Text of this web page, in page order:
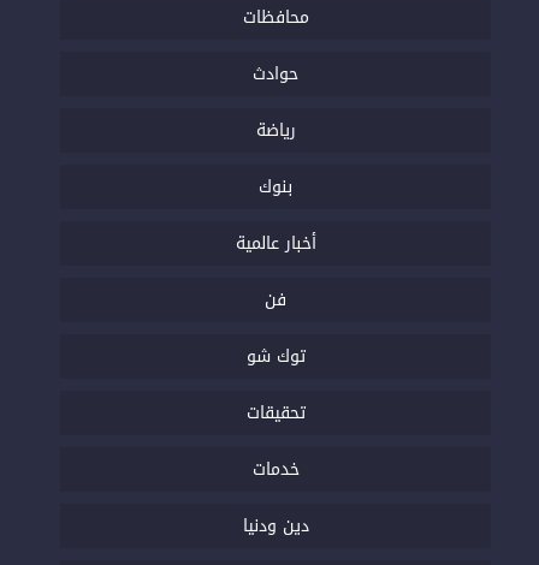
محافظات
حوادث
رياضة
بنوك
أخبار عالمية
فن
توك شو
تحقيقات
خدمات
دين ودنيا